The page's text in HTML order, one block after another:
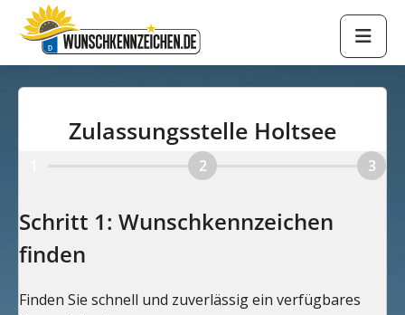
Zulassungsstelle Holtsee